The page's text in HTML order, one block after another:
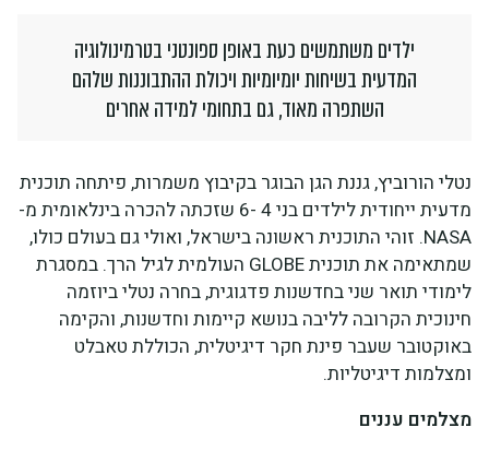
ילדים משתמשים כעת באופן ספונטני בטרמינולוגיה
המדעית בשיחות יומיומיות ויכולת ההתבוננות שלהם
השתפרה מאוד, גם בתחומי למידה אחרים
נטלי הורוביץ, גננת הגן הבוגר בקיבוץ משמרות, פיתחה תוכנית
מדעית ייחודית לילדים בני 4 -6 שזכתה להכרה בינלאומית מ-
NASA. זוהי התוכנית ראשונה בישראל, ואולי גם בעולם כולו,
שמתאימה את תוכנית GLOBE העולמית לגיל הרך. במסגרת
לימודי תואר שני בחדשנות פדגוגית, בחרה נטלי ביוזמה
חינוכית הקרובה לליבה בנושא קיימות וחדשנות, והקימה
באוקטובר שעבר פינת חקר דיגיטלית, הכוללת טאבלט
ומצלמות דיגיטליות.
מצלמים עננים